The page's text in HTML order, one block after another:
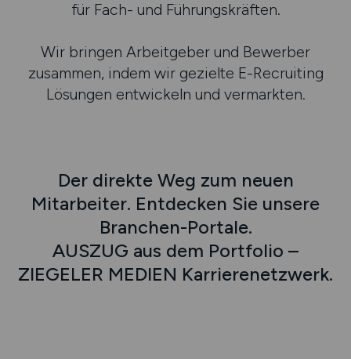
für Fach- und Führungskräften.
Wir bringen Arbeitgeber und Bewerber
zusammen, indem wir gezielte E-Recruiting
Lösungen entwickeln und vermarkten.
Der direkte Weg zum neuen
Mitarbeiter. Entdecken Sie unsere
Branchen-Portale.
AUSZUG aus dem Portfolio –
ZIEGELER MEDIEN Karrierenetzwerk.